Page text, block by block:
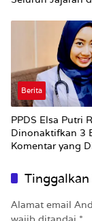
Pungli dan
Supplier harus
Berita
PPDS Elsa Putri
Dinonaktifkan 3
Komentar yang
Tinggalkan
Alamat email